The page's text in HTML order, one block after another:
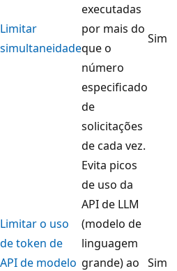
Limitar
simultaneidade
executadas
por mais do
que o
número
especificado
de
solicitações
de cada vez.
Sim
Limitar o uso
de token de
API de modelo
Evita picos
de uso da
API de LLM
(modelo de
linguagem
grande) ao Sim